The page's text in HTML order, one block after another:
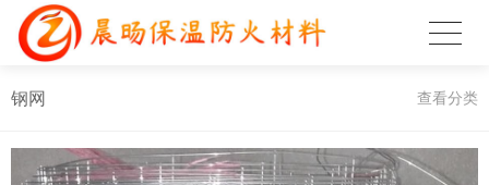
钢网 查看分类